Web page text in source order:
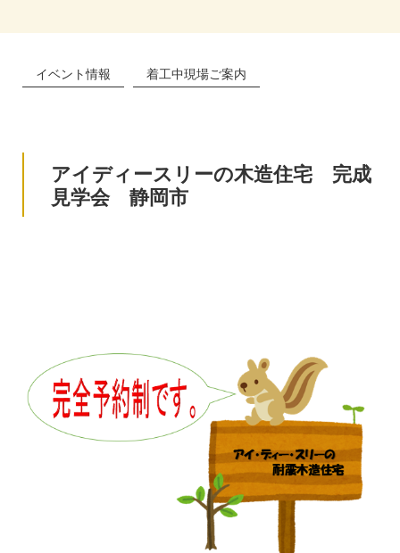
イベント情報 着工中現場ご案内
アイディースリーの木造住宅 完成
見学会 静岡市